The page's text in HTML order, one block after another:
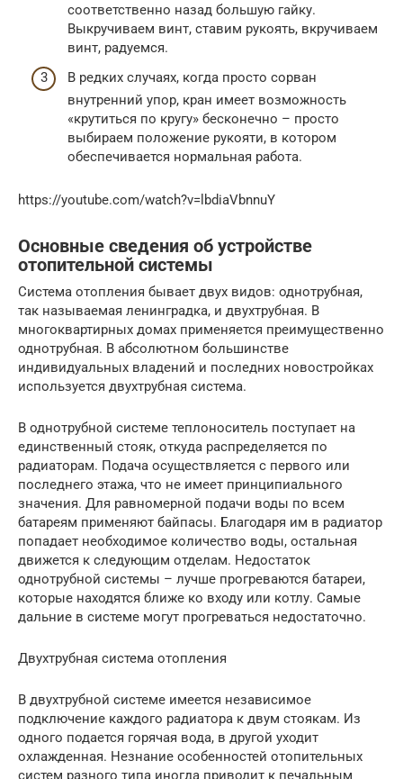
соответственно назад большую гайку.
Выкручиваем винт, ставим рукоять, вкручиваем
винт, радуемся.
В редких случаях, когда просто сорван
внутренний упор, кран имеет возможность
«крутиться по кругу» бесконечно – просто
выбираем положение рукояти, в котором
обеспечивается нормальная работа.
https://youtube.com/watch?v=lbdiaVbnnuY
Основные сведения об устройстве
отопительной системы
Система отопления бывает двух видов: однотрубная,
так называемая ленинградка, и двухтрубная. В
многоквартирных домах применяется преимущественно
однотрубная. В абсолютном большинстве
индивидуальных владений и последних новостройках
используется двухтрубная система.
В однотрубной системе теплоноситель поступает на
единственный стояк, откуда распределяется по
радиаторам. Подача осуществляется с первого или
последнего этажа, что не имеет принципиального
значения. Для равномерной подачи воды по всем
батареям применяют байпасы. Благодаря им в радиатор
попадает необходимое количество воды, остальная
движется к следующим отделам. Недостаток
однотрубной системы – лучше прогреваются батареи,
которые находятся ближе ко входу или котлу. Самые
дальние в системе могут прогреваться недостаточно.
Двухтрубная система отопления
В двухтрубной системе имеется независимое
подключение каждого радиатора к двум стоякам. Из
одного подается горячая вода, в другой уходит
охлажденная. Незнание особенностей отопительных
систем разного типа иногда приводит к печальным